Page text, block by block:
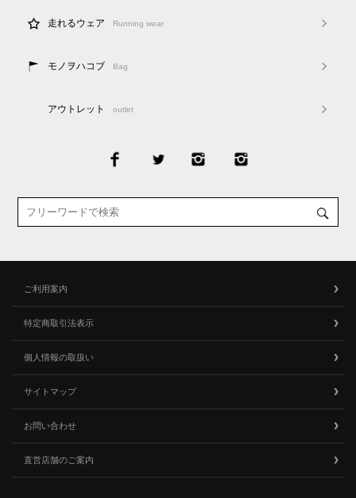
走れるウェア Running wear
モノヲハコブ Bag
アウトレット outlet
ご利用案内
特定商取引法表示
個人情報の取扱い
サイトマップ
お問い合わせ
直営店舗のご案内